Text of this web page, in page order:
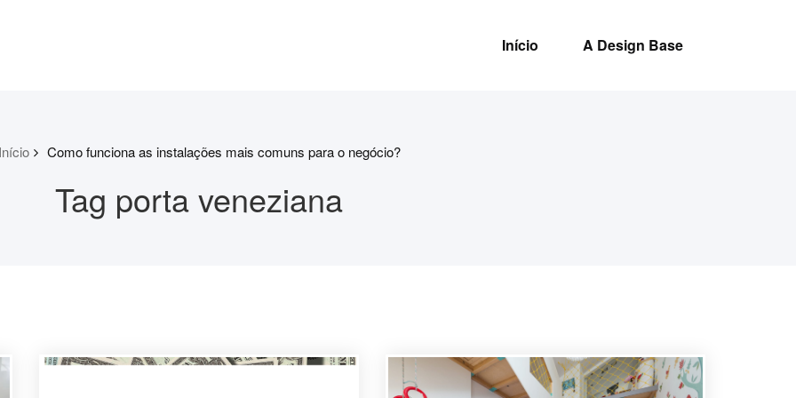
Início A Design Base
Início Como funciona as instalações mais comuns para o negócio?
Tag porta veneziana